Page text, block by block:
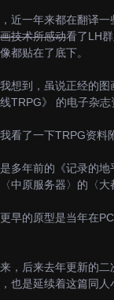
近一年来都在翻译
技术所感动看了LH
都贴在了底下。
想到，虽说正经的
TRPG》 的电子杂
看了一下TRPG资料
多年前的《记录的地
中原服务器〉的〈
早的原型是当年在
，后来去年更新的
，也是延续着这篇同人